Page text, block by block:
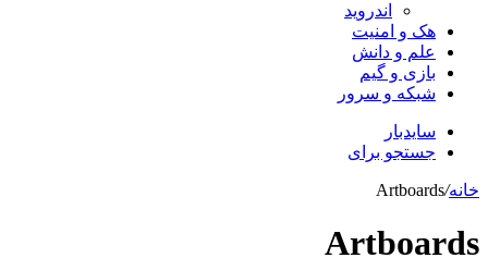
اندروید
هک و امنیت
علم و دانش
بازی و گیم
شبکه و سرور
سایدبار
جستجو برای
خانه/
Artboards
Artboards